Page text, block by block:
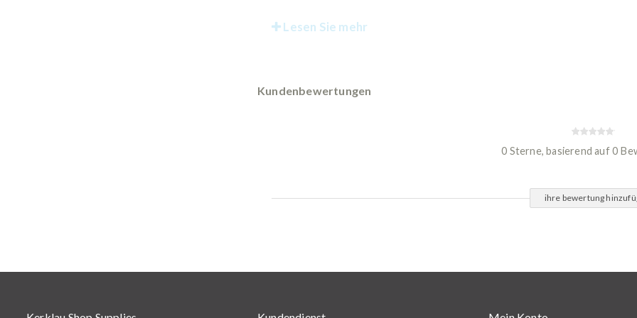
Lesen Sie mehr
Kundenbewertungen
0 Sterne, basierend auf 0
ihre bewertung